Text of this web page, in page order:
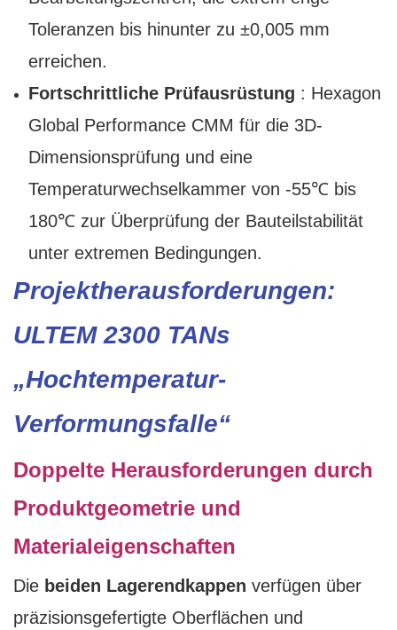
Toleranzen bis hinunter zu ±0,005 mm
erreichen.
Fortschrittliche Prüfausrüstung : Hexagon
Global Performance CMM für die 3D-
Dimensionsprüfung und eine
Temperaturwechselkammer von -55℃ bis
180℃ zur Überprüfung der Bauteilstabilität
unter extremen Bedingungen.
Projektherausforderungen:
ULTEM 2300 TANs
„Hochtemperatur-
Verformungsfalle“
Doppelte Herausforderungen durch
Produktgeometrie und
Materialeigenschaften
Die beiden Lagerendkappen verfügen über
präzisionsgefertigte Oberflächen und